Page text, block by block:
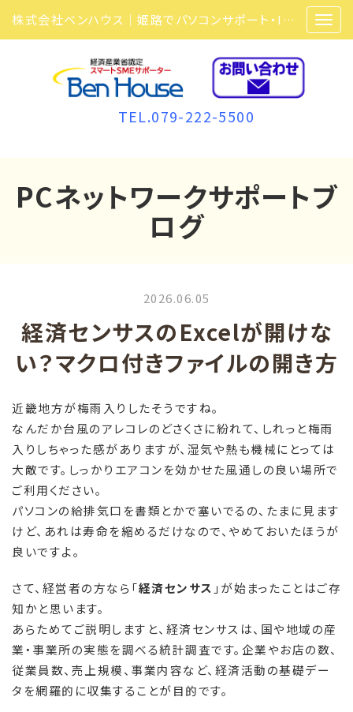
株式会社ベンハウス｜姫路でパソコンサポート・ITサポート・ITセキュリティ・複合機・ビジネスフォンなら弊社にお任せ
TEL.079-222-5500
PCネットワークサポートブ
ログ
2026.06.05
経済センサスのExcelが開けな
い？マクロ付きファイルの開き方
近畿地方が梅雨入りしたそうですね。
なんだか台風のアレコレのどさくさに紛れて、しれっと梅雨
入りしちゃった感がありますが、湿気や熱も機械にとっては
大敵です。しっかりエアコンを効かせた風通しの良い場所で
ご利用ください。
パソコンの給排気口を書類とかで塞いでるの、たまに見ます
けど、あれは寿命を縮めるだけなので、やめておいたほうが
良いですよ。
さて、経営者の方なら「経済センサス 」が始まったことはご存
知かと思います。
あらためてご説明しますと、経済センサスは、国や地域の産
業・事業所の実態を調べる統計調査です。企業やお店の数、
従業員数、売上規模、事業内容など、経済活動の基礎デー
タを網羅的に収集することが目的です。